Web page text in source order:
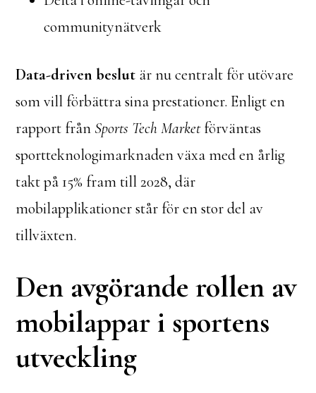
communitynätverk
Data-driven beslut är nu centralt för utövare
som vill förbättra sina prestationer. Enligt en
rapport från Sports Tech Marketförväntas
sportteknologimarknaden växa med en årlig
takt på 15% fram till 2028, där
mobilapplikationer står för en stor del av
tillväxten.
Den avgörande rollen av
mobilappar i sportens
utveckling